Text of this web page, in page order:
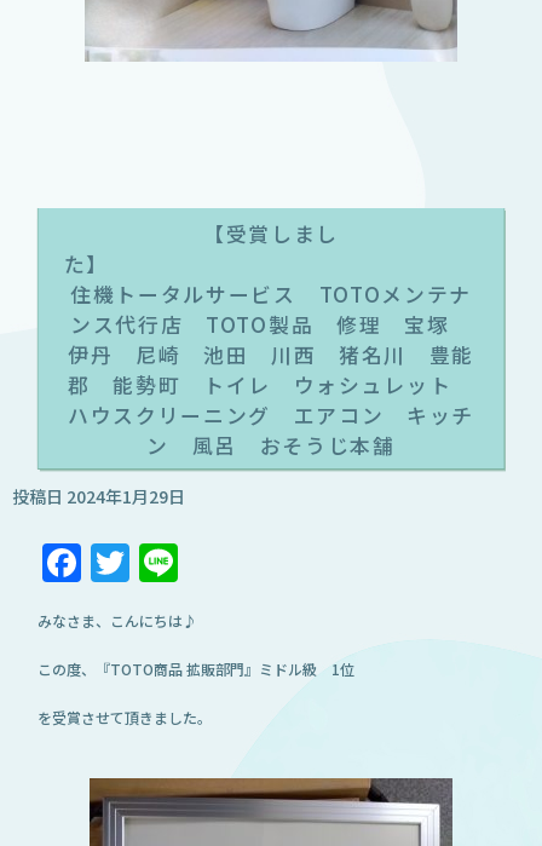
【受賞しまし
住機トータルサービス TOTOメンテナ
ンス代行店 TOTO製品 修理 宝塚
伊丹 尼崎 池田 川西 猪名川 豊能
郡 能勢町 トイレ ウォシュレット
ハウスクリーニング エアコン キッチ
ン 風呂 おそうじ本舗
投稿日 2024年1月29日
Facebook
Twitter
みなさま、こんにちは♪
この度、『TOTO商品 拡販部門』ミドル級 1位
を受賞させて頂きました。